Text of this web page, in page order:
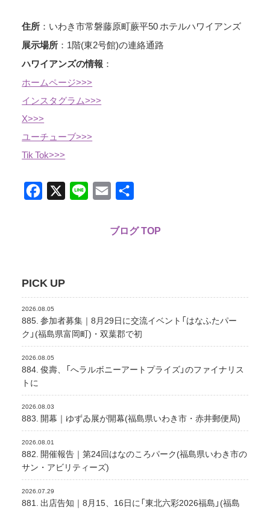
住所 ：いわき市常磐藤原町蕨平50 ホテルハワイアンズ
展示場所 ：1階(東2号館)の連絡通路
ハワイアンズの情報 ：
ホームページ>>>
インスタグラム>>>
X>>>
ユーチューブ>>>
Tik Tok>>>
Facebook
X Line Email
ブログ TOP
PICK UP
2026.08.05
885. 参加者募集｜8月29日に交流イベント「はなふたパー
ク」(福島県富岡町)・双葉郡で初
2026.08.05
884. 俊壽、「へラルボニーアートプライズ」のファイナリス
トに
2026.08.03
883. 開幕｜ゆずゐ展が開幕(福島県いわき市・赤井郵便局)
2026.08.01
882. 開催報告｜第24回はなのころパーク(福島県いわき市の
サン・アビリティーズ)
2026.07.29
881. 出店告知｜8月15、16日に「東北六彩2026福島」(福島